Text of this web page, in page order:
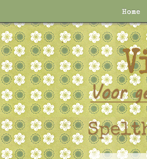
Home